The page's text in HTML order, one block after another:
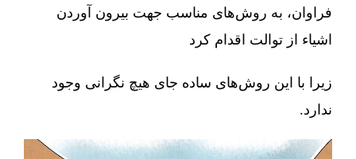
فراوان، به روش‌های مناسب جهت بیرون آوردن
اشیاء از توالت اقدام کرد
زیرا با این روش‌های ساده جای هیچ نگرانی وجود
ندارد.